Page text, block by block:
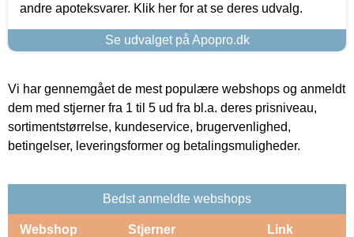
andre apoteksvarer. Klik her for at se deres udvalg.
Se udvalget på Apopro.dk
Vi har gennemgået de mest populære webshops og anmeldt
dem med stjerner fra 1 til 5 ud fra bl.a. deres prisniveau,
sortimentstørrelse, kundeservice, brugervenlighed,
betingelser, leveringsformer og betalingsmuligheder.
Bedst anmeldte webshops
Webshop Stjerner Link